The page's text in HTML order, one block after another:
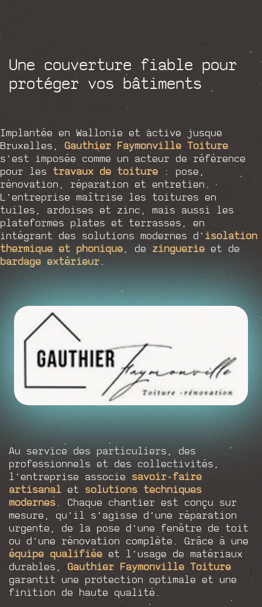
Une couverture fiable pour
protéger vos bâtiments
Implantée en Wallonie et active jusque
Bruxelles, Gauthier Faymonville Toiture
s’est imposée comme un acteur de référence
pour les travaux de toiture : pose,
rénovation, réparation et entretien.
L’entreprise maîtrise les toitures en
tuiles, ardoises et zinc, mais aussi les
plateformes plates et terrasses, en
intégrant des solutions modernes d’ isolation
thermique et phonique, de zinguerie et de
bardage extérieur.
Au service des particuliers, des
professionnels et des collectivités,
l’entreprise associe savoir-faire
artisanal et solutions techniques
modernes . Chaque chantier est conçu sur
mesure, qu’il s’agisse d’une réparation
urgente, de la pose d’une fenêtre de toit
ou d’une rénovation complète. Grâce à une
équipe qualifiée et l’usage de matériaux
durables, Gauthier Faymonville Toiture
garantit une protection optimale et une
finition de haute qualité.